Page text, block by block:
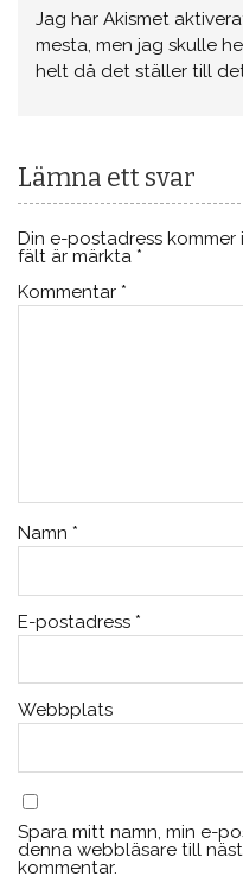
Jag har Akismet
mesta, men jag skulle
helt då det ställer till
Lämna ett svar
Din e-postadress kommer
fält är märkta *
Kommentar *
Namn *
E-postadress *
Webbplats
Spara mitt namn, min e-
denna webbläsare till
kommentar.